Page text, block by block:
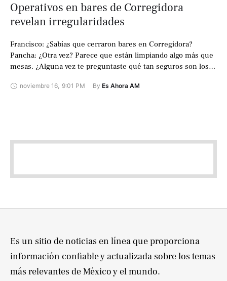
Operativos en bares de Corregidora
revelan irregularidades
Francisco: ¿Sabías que cerraron bares en Corregidora?
Pancha: ¿Otra vez? Parece que están limpiando algo más que
mesas. ¿Alguna vez te preguntaste qué tan seguros son los
noviembre 16, 9:01 PM By Es Ahora AM
Es un sitio de noticias en línea que proporciona
información confiable y actualizada sobre los temas
más relevantes de México y el mundo.